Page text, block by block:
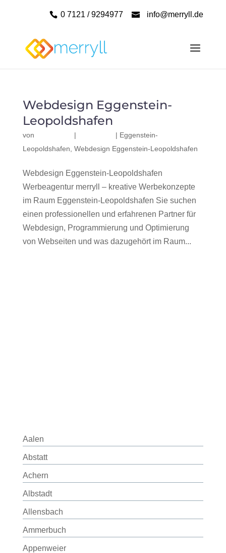
0 7121 / 9294977 info@merryll.de
Webdesign Eggenstein-
Leopoldshafen
von | | Eggenstein-
Leopoldshafen Webdesign Eggenstein-Leopoldshafen
Webdesign Eggenstein-Leopoldshafen
Werbeagentur merryll – kreative Werbekonzepte
im Raum Eggenstein-Leopoldshafen Sie suchen
einen professionellen und erfahrenen Partner für
Webdesign, Programmierung und Optimierung
von Webseiten und was dazugehört im Raum...
Aalen
Abstatt
Achern
Albstadt
Allensbach
Ammerbuch
Appenweier